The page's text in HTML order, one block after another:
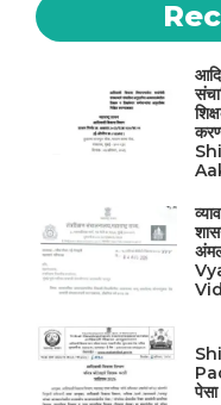
पेसा